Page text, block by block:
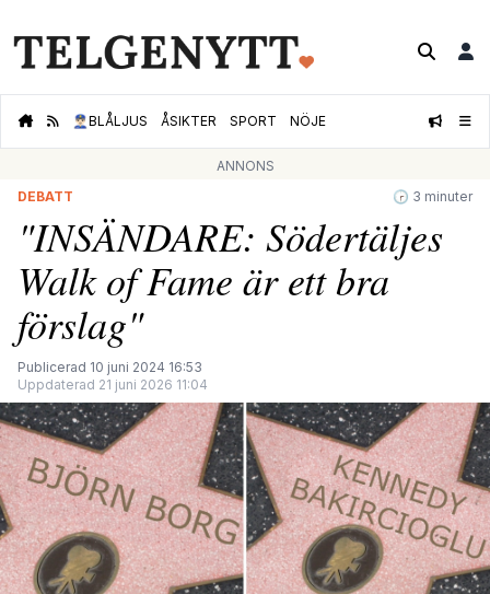
👮🏻‍♂️BLÅLJUS ÅSIKTER SPORT NÖJE
ANNONS
DEBATT
🕝 3 minuter
"INSÄNDARE: Södertäljes
Walk of Fame är ett bra
förslag"
Publicerad 10 juni 2024 16:53
Uppdaterad 21 juni 2026 11:04